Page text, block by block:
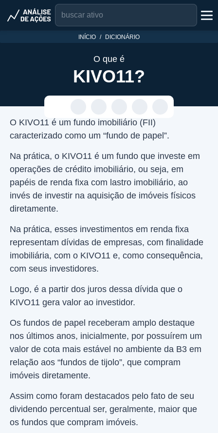
INÍCIO DICIONÁRIO
O que é
KIVO11?
O KIVO11 é um fundo imobiliário (FII)
caracterizado como um “fundo de papel”.
Na prática, o KIVO11 é um fundo que investe em
operações de crédito imobiliário, ou seja, em
papéis de renda fixa com lastro imobiliário, ao
invés de investir na aquisição de imóveis físicos
diretamente.
Na prática, esses investimentos em renda fixa
representam dívidas de empresas, com finalidade
imobiliária, com o KIVO11 e, como consequência,
com seus investidores.
Logo, é a partir dos juros dessa dívida que o
KIVO11 gera valor ao investidor.
Os fundos de papel receberam amplo destaque
nos últimos anos, inicialmente, por possuírem um
valor de cota mais estável no ambiente da B3 em
relação aos “fundos de tijolo”, que compram
imóveis diretamente.
Assim como foram destacados pelo fato de seu
dividendo percentual ser, geralmente, maior que
os fundos que compram imóveis.